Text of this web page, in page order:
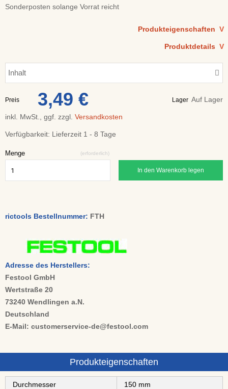
Sonderposten solange Vorrat reicht
Produkteigenschaften V
Produktdetails V
Inhalt
Preis 3,49 € Lager Auf Lager
inkl. MwSt., ggf. zzgl. Versandkosten
Verfügbarkeit: Lieferzeit 1 - 8 Tage
Menge (erforderlich)
In den Warenkorb legen
rictools Bestellnummer: FTH
Adresse des Herstellers:
Festool GmbH
Wertstraße 20
73240 Wendlingen a.N.
Deutschland
E-Mail: customerservice-de@festool.com
Produkteigenschaften
Durchmesser
150 mm